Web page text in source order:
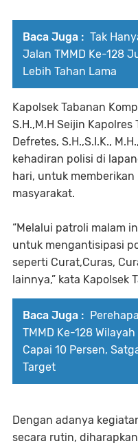
Baca Juga : Tak
Jalan TMMD Ke-128
Lebih Tahan Lama
Kapolsek Tabanan
S.H.,M.H Seijin
Defretes, S.H.,S.I.K.,
kehadiran polisi di
hari, untuk memberikan
masyarakat.
“Melalui patroli malam
untuk mengantisipasi
seperti Curat,Curas,
lainnya,” kata Kapolsek
Baca Juga :
TMMD Ke-128
Capai 10 Persen,
Target
Dengan adanya
secara rutin,